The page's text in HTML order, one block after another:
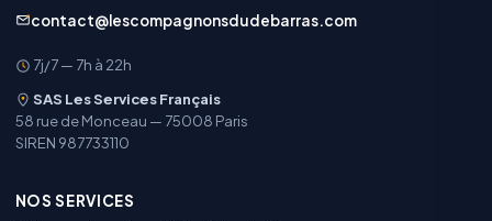
contact@lescompagnonsdudebarras.com
7j/7 — 7h à 22h
SAS Les Services Français
58 rue de Monceau — 75008 Paris
SIREN 987733110
NOS SERVICES